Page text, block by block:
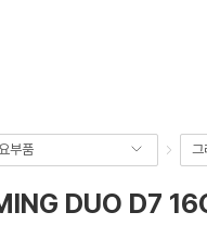
부품 그
DUO D7